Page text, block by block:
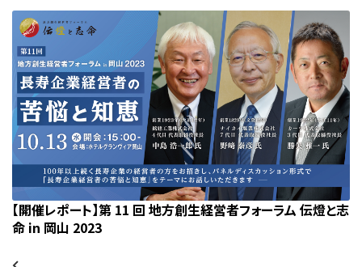
【開催レポート】第 11 回 地方創生経営者フォーラム 伝燈と志
命 in 岡山 2023